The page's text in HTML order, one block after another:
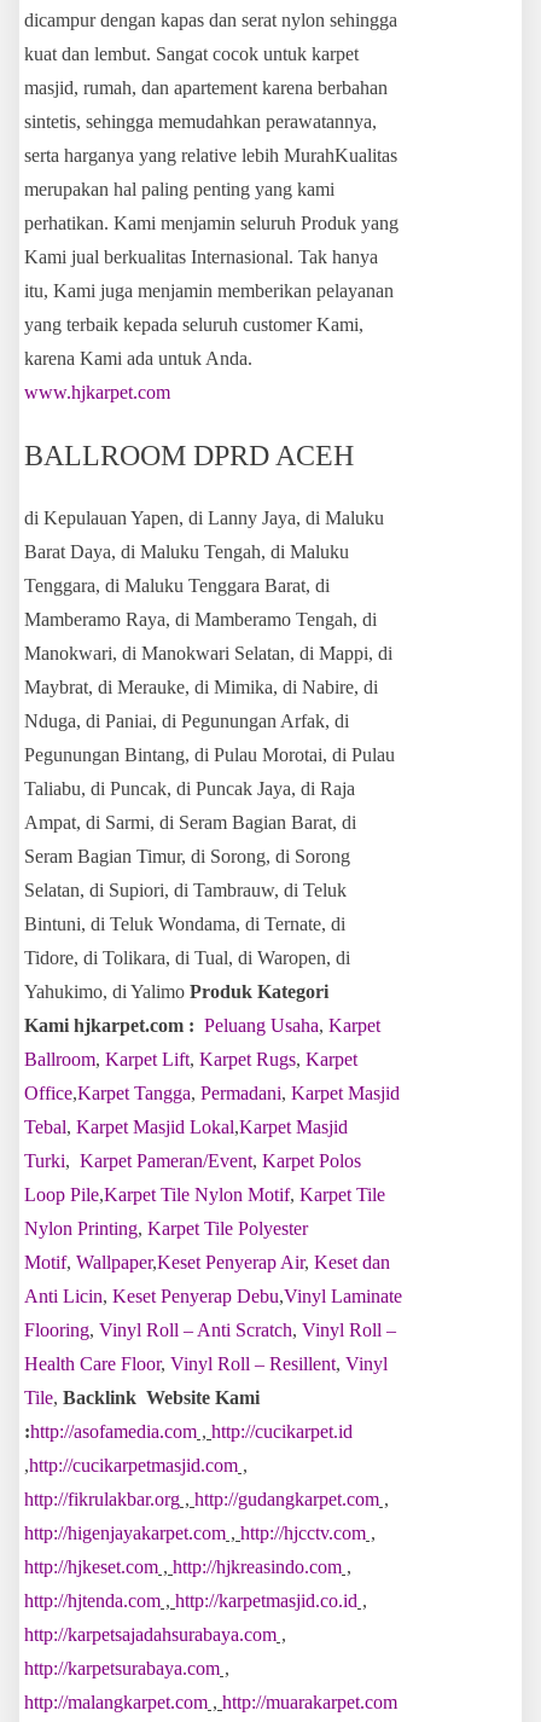
dicampur dengan kapas dan serat nylon sehingga
kuat dan lembut. Sangat cocok untuk karpet
masjid, rumah, dan apartement karena berbahan
sintetis, sehingga memudahkan perawatannya,
serta harganya yang relative lebih MurahKualitas
merupakan hal paling penting yang kami
perhatikan. Kami menjamin seluruh Produk yang
Kami jual berkualitas Internasional. Tak hanya
itu, Kami juga menjamin memberikan pelayanan
yang terbaik kepada seluruh customer Kami,
karena Kami ada untuk Anda.
www.hjkarpet.com
BALLROOM DPRD ACEH
di Kepulauan Yapen, di Lanny Jaya, di Maluku
Barat Daya, di Maluku Tengah, di Maluku
Tenggara, di Maluku Tenggara Barat, di
Mamberamo Raya, di Mamberamo Tengah, di
Manokwari, di Manokwari Selatan, di Mappi, di
Maybrat, di Merauke, di Mimika, di Nabire, di
Nduga, di Paniai, di Pegunungan Arfak, di
Pegunungan Bintang, di Pulau Morotai, di Pulau
Taliabu, di Puncak, di Puncak Jaya, di Raja
Ampat, di Sarmi, di Seram Bagian Barat, di
Seram Bagian Timur, di Sorong, di Sorong
Selatan, di Supiori, di Tambrauw, di Teluk
Bintuni, di Teluk Wondama, di Ternate, di
Tidore, di Tolikara, di Tual, di Waropen, di
Yahukimo, di Yalimo Produk Kategori
Kami hjkarpet.com : Peluang Usaha, Karpet
Ballroom, Karpet Lift, Karpet Rugs, Karpet
Office,Karpet Tangga, Permadani, Karpet Masjid
Tebal, Karpet Masjid Lokal,Karpet Masjid
Turki, Karpet Pameran/Event, Karpet Polos
Loop Pile,Karpet Tile Nylon Motif, Karpet Tile
Nylon Printing, Karpet Tile Polyester
Motif, Wallpaper,Keset Penyerap Air, Keset dan
Anti Licin, Keset Penyerap Debu,Vinyl Laminate
Flooring, Vinyl Roll – Anti Scratch, Vinyl Roll –
Health Care Floor, Vinyl Roll – Resillent, Vinyl
Tile, Backlink Website Kami
:http://asofamedia.com , http://cucikarpet.id
,http://cucikarpetmasjid.com ,
http://fikrulakbar.org , http://gudangkarpet.com ,
http://higenjayakarpet.com , http://hjcctv.com ,
http://hjkeset.com , http://hjkreasindo.com ,
http://hjtenda.com , http://karpetmasjid.co.id ,
http://karpetsajadahsurabaya.com ,
http://karpetsurabaya.com ,
http://malangkarpet.com , http://muarakarpet.com